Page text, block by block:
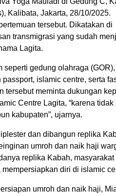
Kalibata, Jakarta, 28/10/2025.
tersebut. Dikatakan di
transmigrasi yang sudah
Lagita.
seperti gedung olahraga (GOR),
islamic centre, serta
tersebut meminta dukungan
Centre Lagita, “karena tidak
kabupaten”, ujarnya.
dan dibangun replika
umroh dan naik haji
replika Kabah, masyarakat
diri di islamic
umroh dan naik haji,